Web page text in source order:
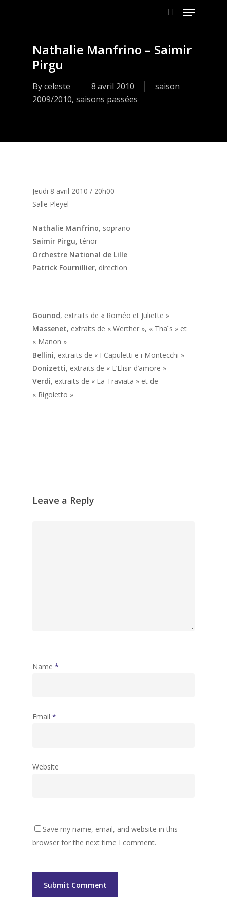
Menu
Nathalie Manfrino – Saimir
Pirgu
Byceleste 8 avril 2010
saison
2009/2010, saisons passées
Jeudi 8 avril 2010 / 20h00
Salle Pleyel
Nathalie Manfrino, soprano
Saimir Pirgu, ténor
Orchestre National de Lille
Patrick Fournillier, direction
Gounod, extraits de « Roméo et Juliette »
Massenet, extraits de « Werther », « Thaïs » et
« Manon »
Bellini, extraits de « I Capuletti e i Montecchi »
Donizetti, extraits de « L’Elisir d’amore »
Verdi, extraits de « La Traviata » et de
« Rigoletto »
Leave a Reply
Name *
Email *
Website
Save my name, email, and website in this
browser for the next time I comment.